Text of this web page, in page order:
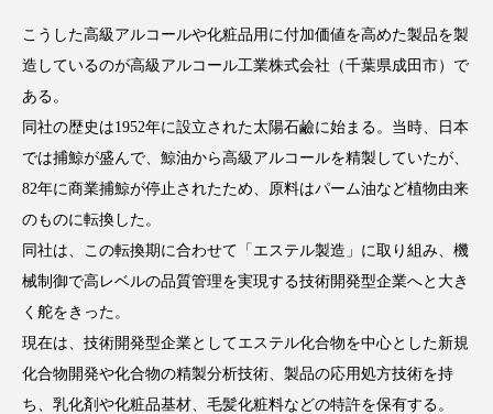
AI B2B BeautyTech ChatGPT
Gemini Instagram SaaS SNS
TikTok アスタキサンチン
アンチエイジング アンチソリチュード
インタビュー インナービューティー 冷え
インナービューティーアワード2025受賞商品
こうした高級アルコールや化粧品用に付加価値を高めた製品を製
造しているのが高級アルコール工業株式会社（千葉県成田市）で
ある。
同社の歴史は1952年に設立された太陽石鹼に始まる。当時、日本
では捕鯨が盛んで、鯨油から高級アルコールを精製していたが、
82年に商業捕鯨が停止されたため、原料はパーム油など植物由来
のものに転換した。
同社は、この転換期に合わせて「エステル製造」に取り組み、機
械制御で高レベルの品質管理を実現する技術開発型企業へと大き
く舵をきった。
現在は、技術開発型企業としてエステル化合物を中心とした新規
化合物開発や化合物の精製分析技術、製品の応用処方技術を持
ち、乳化剤や化粧品基材、毛髪化粧料などの特許を保有する。